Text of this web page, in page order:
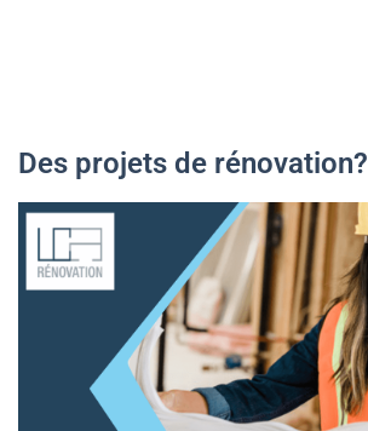
Des projets de rénovation?